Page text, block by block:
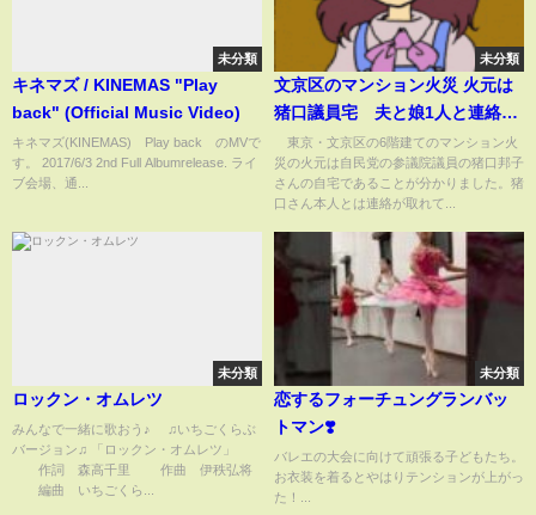
未分類
キネマズ / KINEMAS "Play
back" (Official Music Video)
キネマズ(KINEMAS) Play back のMVで
す。 2017/6/3 2nd Full Albumrelease. ライ
ブ会場、通...
未分類
文京区のマンション火災 火元は
猪口議員宅 夫と娘1人と連絡取
れず(2024年11月27日)
東京・文京区の6階建てのマンション火
災の火元は自民党の参議院議員の猪口邦子
さんの自宅であることが分かりました。猪
口さん本人とは連絡が取れて...
未分類
ロックン・オムレツ
みんなで一緒に歌おう♪ ♫いちごくらぶ
バージョン♫ 「ロックン・オムレツ」
作詞 森高千里 作曲 伊秩弘将
編曲 いちごくら...
未分類
恋するフォーチュングランバッ
トマン❣️
バレエの大会に向けて頑張る子どもたち。
お衣装を着るとやはりテンションが上がっ
た！...